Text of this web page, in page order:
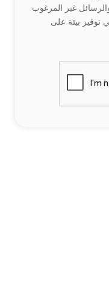
غير المرغوب
توفير بيئة على